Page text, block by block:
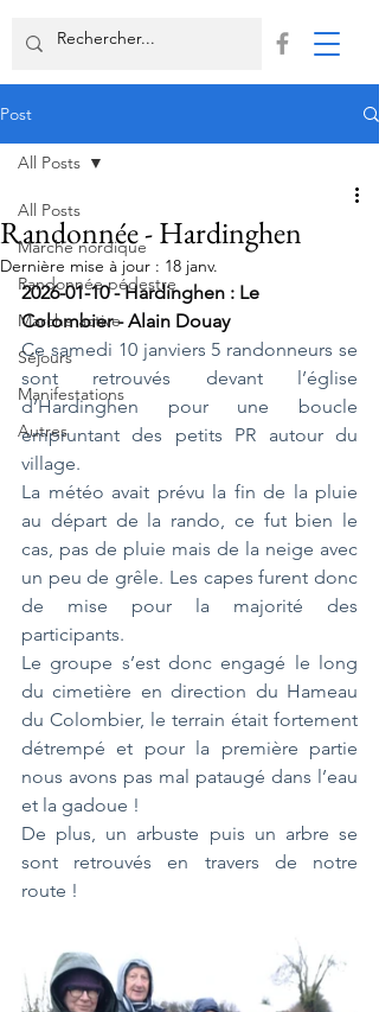
Post
All Posts
Marche nordique
Randonnée pédestre
Marche active
Séjours
Manifestations
Autres
All Posts
Randonnée - Hardinghen
Dernière mise à jour : 18 janv.
2026-01-10 - Hardinghen : Le
Colombier - Alain Douay
Ce samedi 10 janviers 5 randonneurs se
sont retrouvés devant l’église
d’Hardinghen pour une boucle
empruntant des petits PR autour du
village.
La météo avait prévu la fin de la pluie
au départ de la rando, ce fut bien le
cas, pas de pluie mais de la neige avec
un peu de grêle. Les capes furent donc
de mise pour la majorité des
participants.
Le groupe s’est donc engagé le long
du cimetière en direction du Hameau
du Colombier, le terrain était fortement
détrempé et pour la première partie
nous avons pas mal pataugé dans l’eau
et la gadoue !
De plus, un arbuste puis un arbre se
sont retrouvés en travers de notre
route !